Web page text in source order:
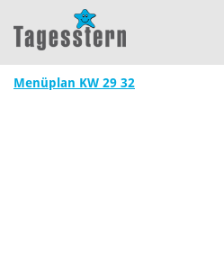
Menüplan KW 29 32